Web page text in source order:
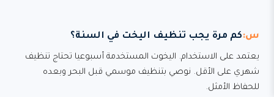
كم مرة يجب تنظيف اليخت في السنة؟
يعتمد على الاستخدام. اليخوت المستخدمة أسبوعيا تحتاج تنظيف
شهري على الأقل. نوصي بتنظيف موسمي قبل البحر وبعده
للحفاظ الأمثل.